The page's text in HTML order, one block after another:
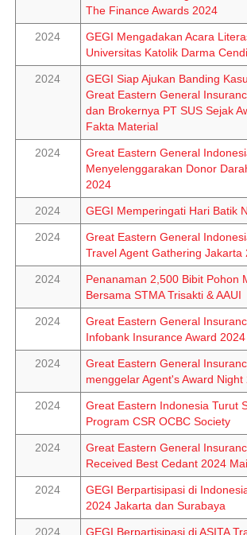
The Finance Awards 2024
2024
GEGI Mengadakan Acara
Universitas Katolik Darma
2024
GEGI Siap Ajukan Banding
Great Eastern General
dan Brokernya PT SUS Sejak
Fakta Material
2024
Great Eastern General
Menyelenggarakan Donor
2024
2024 GEGI Memperingati Hari Batik
2024
Great Eastern General
Travel Agent Gathering Jakarta
2024
Penanaman 2,500 Bibit Pohon
Bersama STMA Trisakti & AAUI
2024
Great Eastern General
Infobank Insurance Award 2024
2024
Great Eastern General
menggelar Agent's Award Night
2024
Great Eastern Indonesia Turut
Program CSR OCBC Society
2024
Great Eastern General
Received Best Cedant 2024
2024
GEGI Berpartisipasi di
2024 Jakarta dan Surabaya
2024 GEGI Berpartisipasi di ASITA